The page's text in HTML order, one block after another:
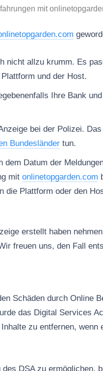
mit
nicht allzu krumm. Es
und der Host.
Ihre Bank
bei der Polizei.
Bundesländer tun.
dem Datum der
mit onlinetopgarden.com
die Plattform oder den
erstellt haben
freuen uns, den Fall
Schäden durch Online
das Digital Services
zu entfernen,
DSA zu ermöglichen,